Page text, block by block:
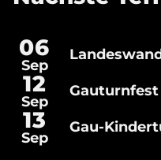
06
Sep
Landeswandertag
(HTV)
12
Sep
Gauturnfest
Gauturnfest
13
Sep
Gau-
Gau-
Kinderturnfest